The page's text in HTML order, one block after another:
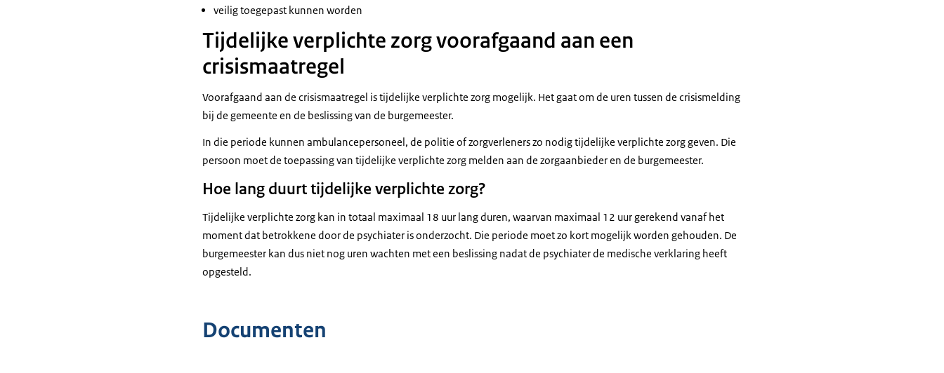
veilig toegepast kunnen worden
Tijdelijke verplichte zorg voorafgaand aan een
crisismaatregel
Voorafgaand aan de crisismaatregel is tijdelijke verplichte zorg mogelijk. Het gaat om de uren tussen de crisismelding
bij de gemeente en de beslissing van de burgemeester.
In die periode kunnen ambulancepersoneel, de politie of zorgverleners zo nodig tijdelijke verplichte zorg geven. Die
persoon moet de toepassing van tijdelijke verplichte zorg melden aan de zorgaanbieder en de burgemeester.
Hoe lang duurt tijdelijke verplichte zorg?
Tijdelijke verplichte zorg kan in totaal maximaal 18 uur lang duren, waarvan maximaal 12 uur gerekend vanaf het
moment dat betrokkene door de psychiater is onderzocht. Die periode moet zo kort mogelijk worden gehouden. De
burgemeester kan dus niet nog uren wachten met een beslissing nadat de psychiater de medische verklaring heeft
opgesteld.
Documenten